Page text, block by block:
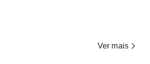
Ver mais